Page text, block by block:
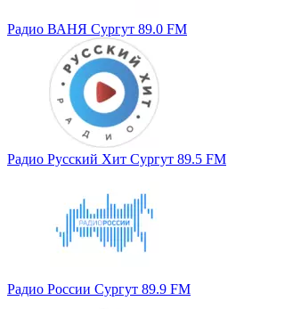
Радио ВАНЯ Сургут 89.0 FM
Радио Русский Хит Сургут 89.5 FM
Радио России Сургут 89.9 FM